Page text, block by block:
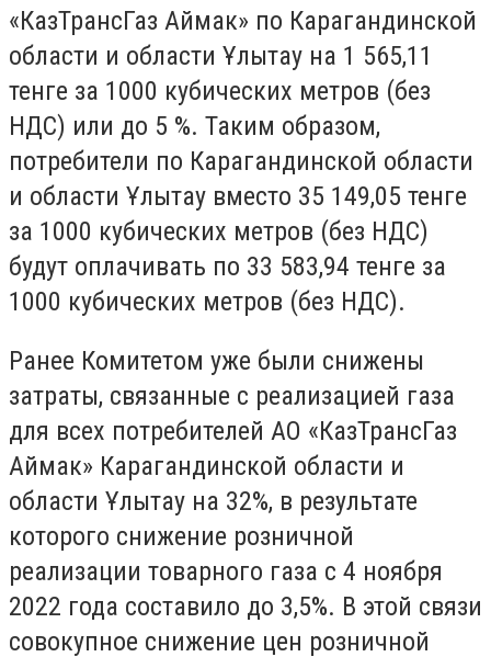
«КазТрансГаз Аймак» по Карагандинской
области и области Ұлытау на 1 565,11
тенге за 1000 кубических метров (без
НДС) или до 5 %. Таким образом,
потребители по Карагандинской области
и области Ұлытау вместо 35 149,05 тенге
за 1000 кубических метров (без НДС)
будут оплачивать по 33 583,94 тенге за
1000 кубических метров (без НДС).
Ранее Комитетом уже были снижены
затраты, связанные с реализацией газа
для всех потребителей АО «КазТрансГаз
Аймак» Карагандинской области и
области Ұлытау на 32%, в результате
которого снижение розничной
реализации товарного газа с 4 ноября
2022 года составило до 3,5%. В этой связи
совокупное снижение цен розничной